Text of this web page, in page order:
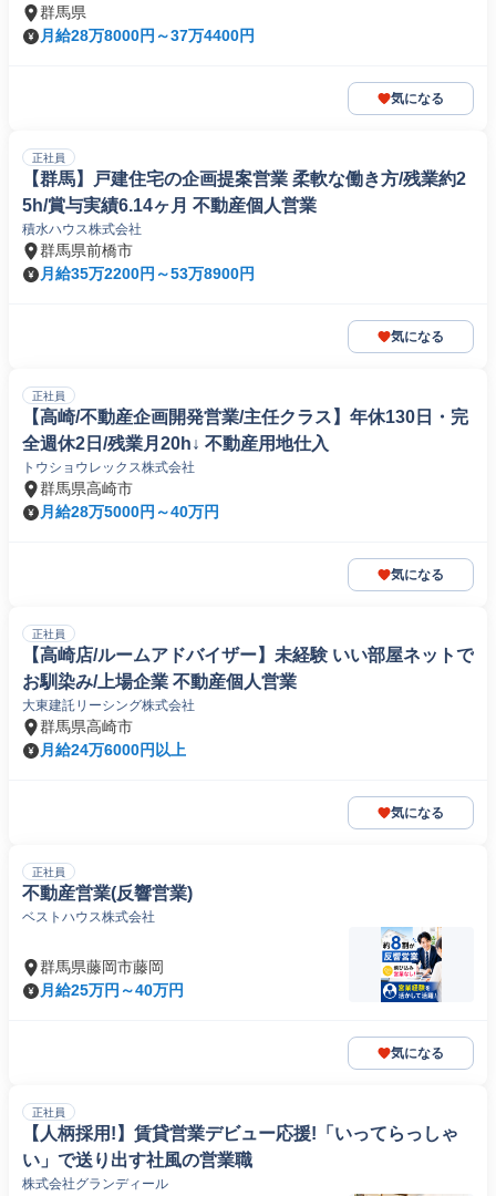
群馬県
月給28万8000円～37万4400円
気になる
正社員
【群馬】戸建住宅の企画提案営業 柔軟な働き方/残業約2
5h/賞与実績6.14ヶ月 不動産個人営業
積水ハウス株式会社
群馬県前橋市
月給35万2200円～53万8900円
気になる
正社員
【高崎/不動産企画開発営業/主任クラス】年休130日・完
全週休2日/残業月20h↓ 不動産用地仕入
トウショウレックス株式会社
群馬県高崎市
月給28万5000円～40万円
気になる
正社員
【高崎店/ルームアドバイザー】未経験 いい部屋ネットで
お馴染み/上場企業 不動産個人営業
大東建託リーシング株式会社
群馬県高崎市
月給24万6000円以上
気になる
正社員
不動産営業(反響営業)
ベストハウス株式会社
群馬県藤岡市藤岡
月給25万円～40万円
気になる
正社員
【人柄採用!】賃貸営業デビュー応援!「いってらっしゃ
い」で送り出す社風の営業職
株式会社グランディール